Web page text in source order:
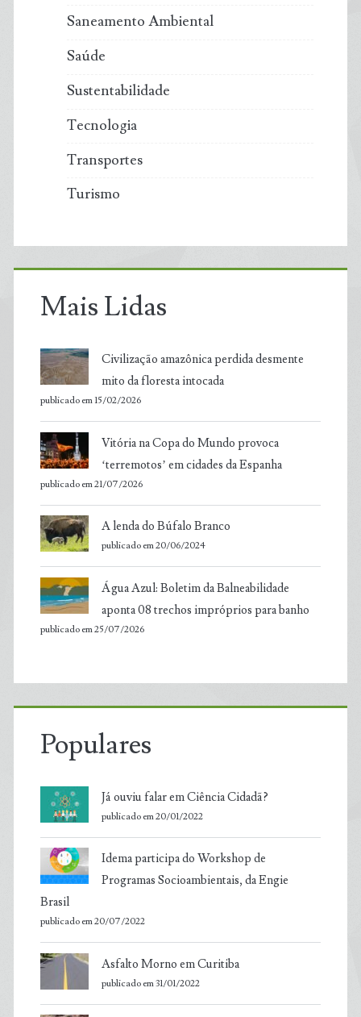
Saneamento Ambiental
Saúde
Sustentabilidade
Tecnologia
Transportes
Turismo
Mais Lidas
Civilização amazônica perdida desmente
mito da floresta intocada
publicado em 15/02/2026
Vitória na Copa do Mundo provoca
‘terremotos’ em cidades da Espanha
publicado em 21/07/2026
A lenda do Búfalo Branco
publicado em 20/06/2024
Água Azul: Boletim da Balneabilidade
aponta 08 trechos impróprios para banho
publicado em 25/07/2026
Populares
Já ouviu falar em Ciência Cidadã?
publicado em 20/01/2022
Idema participa do Workshop de
Programas Socioambientais, da Engie
Brasil
publicado em 20/07/2022
Asfalto Morno em Curitiba
publicado em 31/01/2022